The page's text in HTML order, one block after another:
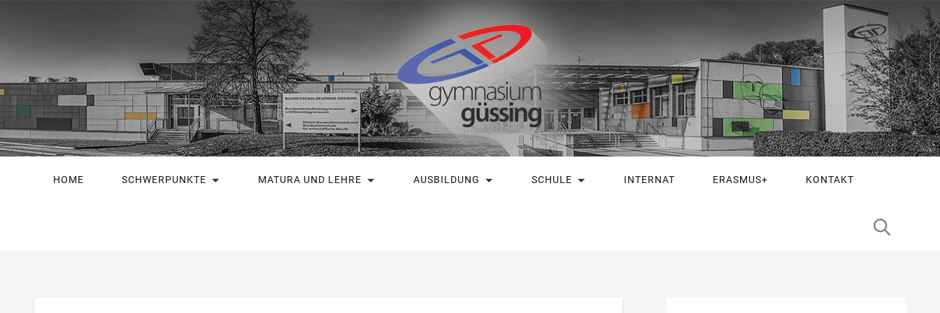
HOME SCHWERPUNKTE MATURA UND LEHRE AUSBILDUNG SCHULE INTERNAT ERASMUS+ KONTAKT